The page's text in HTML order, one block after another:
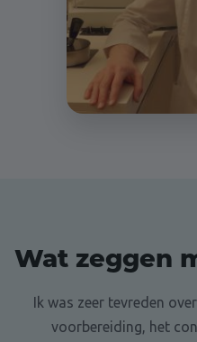
Wat zeggen
Ik was zeer tevreden
voorbereiding, het